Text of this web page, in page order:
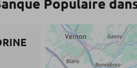
Populaire